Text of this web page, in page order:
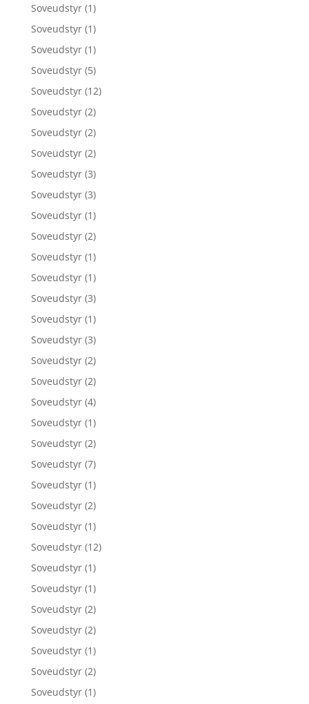
Soveudstyr (1)
Soveudstyr (1)
Soveudstyr (1)
Soveudstyr (5)
Soveudstyr (12)
Soveudstyr (2)
Soveudstyr (2)
Soveudstyr (2)
Soveudstyr (3)
Soveudstyr (3)
Soveudstyr (1)
Soveudstyr (2)
Soveudstyr (1)
Soveudstyr (1)
Soveudstyr (3)
Soveudstyr (1)
Soveudstyr (3)
Soveudstyr (2)
Soveudstyr (2)
Soveudstyr (4)
Soveudstyr (1)
Soveudstyr (2)
Soveudstyr (7)
Soveudstyr (1)
Soveudstyr (2)
Soveudstyr (1)
Soveudstyr (12)
Soveudstyr (1)
Soveudstyr (1)
Soveudstyr (2)
Soveudstyr (2)
Soveudstyr (1)
Soveudstyr (2)
Soveudstyr (1)